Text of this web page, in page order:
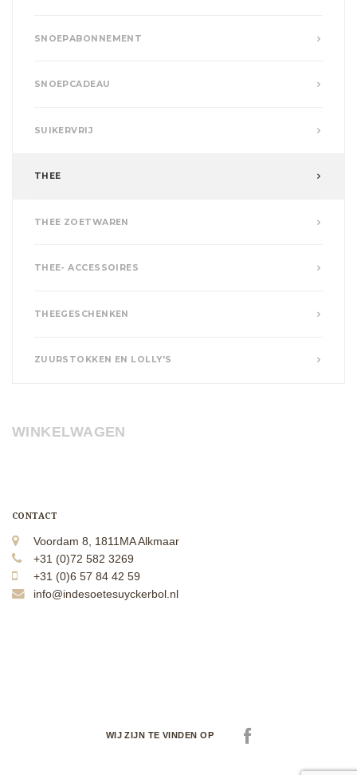
SNOEPABONNEMENT
SNOEPCADEAU
SUIKERVRIJ
THEE
THEE ZOETWAREN
THEE- ACCESSOIRES
THEEGESCHENKEN
ZUURSTOKKEN EN LOLLY'S
WINKELWAGEN
CONTACT
Voordam 8, 1811MA Alkmaar
+31 (0)72 582 3269
+31 (0)6 57 84 42 59
info@indesoetesuyckerbol.nl
WIJ ZIJN TE VINDEN OP